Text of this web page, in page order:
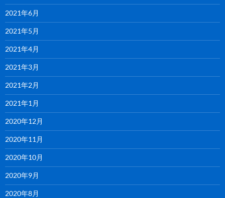
2021年6月
2021年5月
2021年4月
2021年3月
2021年2月
2021年1月
2020年12月
2020年11月
2020年10月
2020年9月
2020年8月